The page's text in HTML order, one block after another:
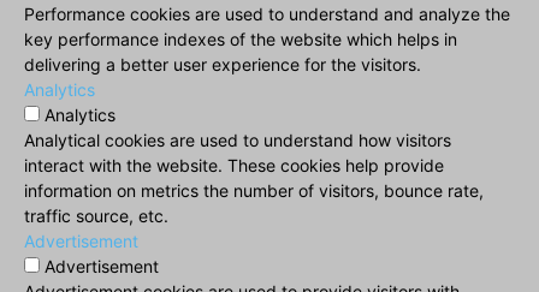
Performance cookies are used to understand and analyze the
key performance indexes of the website which helps in
delivering a better user experience for the visitors.
Analytics
Analytics
Analytical cookies are used to understand how visitors
interact with the website. These cookies help provide
information on metrics the number of visitors, bounce rate,
traffic source, etc.
Advertisement
Advertisement